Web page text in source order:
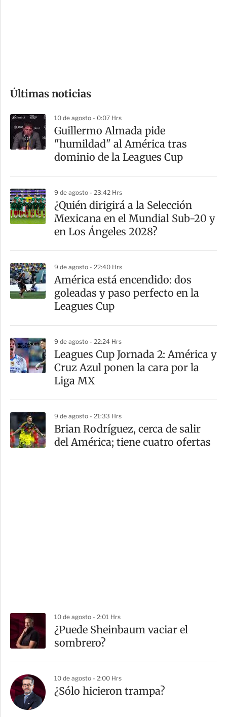
m
a
r
t
Últimas noticias
10 de agosto - 0:07 Hrs
Guillermo Almada pide
"humildad" al América tras
dominio de la Leagues Cup
9 de agosto - 23:42 Hrs
¿Quién dirigirá a la Selección
Mexicana en el Mundial Sub-20 y
en Los Ángeles 2028?
9 de agosto - 22:40 Hrs
América está encendido: dos
goleadas y paso perfecto en la
Leagues Cup
9 de agosto - 22:24 Hrs
Leagues Cup Jornada 2: América y
Cruz Azul ponen la cara por la
Liga MX
9 de agosto - 21:33 Hrs
Brian Rodríguez, cerca de salir
del América; tiene cuatro ofertas
10 de agosto - 2:01 Hrs
¿Puede Sheinbaum vaciar el
sombrero?
10 de agosto - 2:00 Hrs
¿Sólo hicieron trampa?